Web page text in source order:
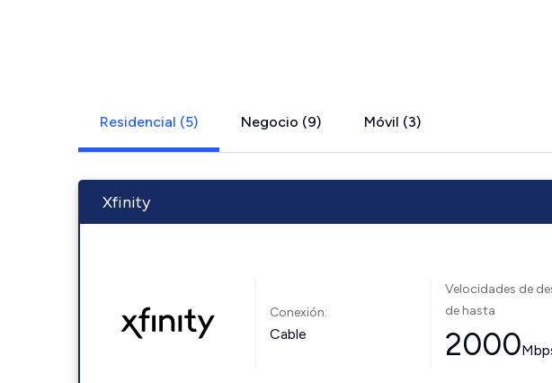
Residencial (5) Negocio (9) Móvil (3)
Xfinity
Conexión:
Cable
Velocidades de
de hasta
2000